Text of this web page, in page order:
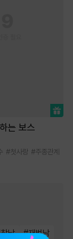
는 보스
#첫사랑 #주종관계
남 #재벌남